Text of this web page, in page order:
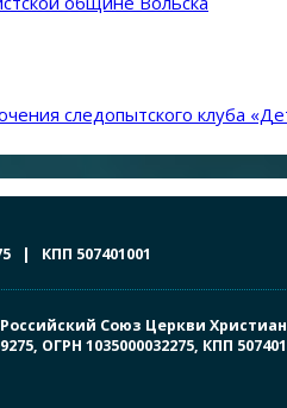
следопытского клуба
| КПП 507401001
Союз Церкви
ОГРН 1035000032275, КПП